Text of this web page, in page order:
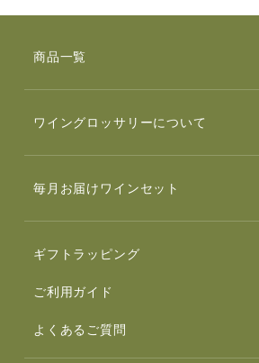
商品一覧
ワイングロッサリーについて
毎月お届けワインセット
ギフトラッピング
ご利用ガイド
よくあるご質問